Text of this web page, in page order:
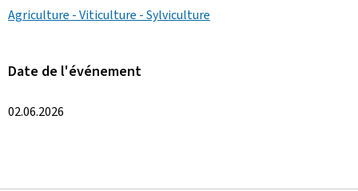
Agriculture - Viticulture - Sylviculture
Date de l'événement
02.06.2026